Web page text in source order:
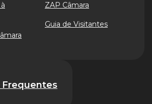
ZAP Câmara
Guia de Visitantes
Frequentes